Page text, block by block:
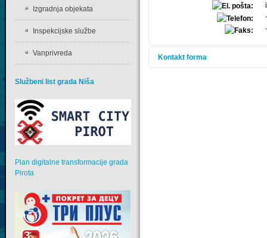
Kontakt forma
Izgradnja objekata
Inspekcijske službe
Vanprivreda
Službeni list grada Niša
Plan digitalne transformacije grada
Pirota